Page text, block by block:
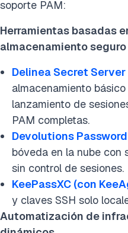
soporte PAM:
Herramientas basadas
almacenamiento
Delinea Secret
almacenamiento
lanzamiento de
PAM completas.
Devolutions Password
bóveda en la nube con
sin control de sesiones.
KeePassXC (con
y claves SSH solo
Automatización de